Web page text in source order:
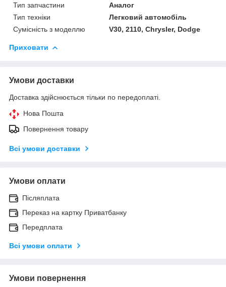
Тип запчастини
Аналог
Тип техніки
Легковий автомобіль
Сумісність з моделлю
V30, 2110, Chrysler, Dodge
Приховати
Умови доставки
Доставка здійснюється тільки по передоплаті.
Нова Пошта
Повернення товару
Всі умови доставки
Умови оплати
Післяплата
Переказ на картку Приватбанку
Передплата
Всі умови оплати
Умови повернення